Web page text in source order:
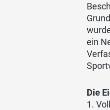
ein
Die
1.